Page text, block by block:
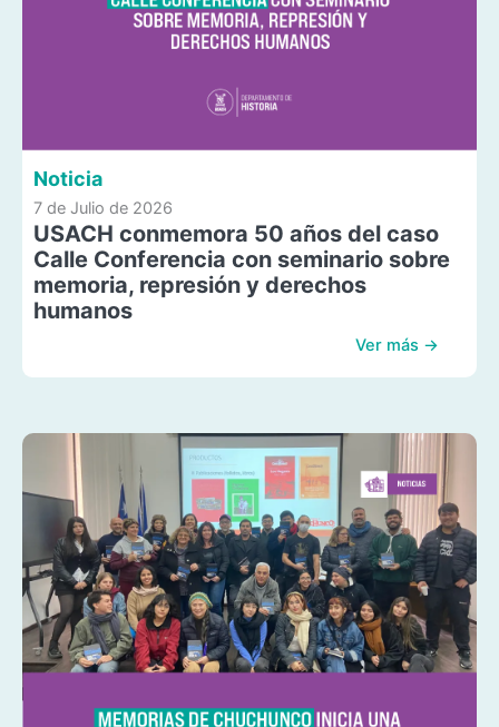
Noticia
7 de Julio de 2026
USACH conmemora 50 años del caso
Calle Conferencia con seminario sobre
memoria, represión y derechos
humanos
Ver más →